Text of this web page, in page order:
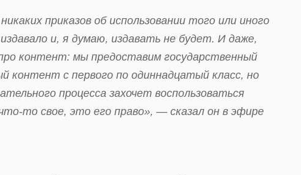
приказов об использовании того или иного
и, я думаю, издавать не будет. И даже,
контент: мы предоставим государственный
контент с первого по одиннадцатый класс, но
процесса захочет воспользоваться
то свое, это его право», — сказал он в эфире